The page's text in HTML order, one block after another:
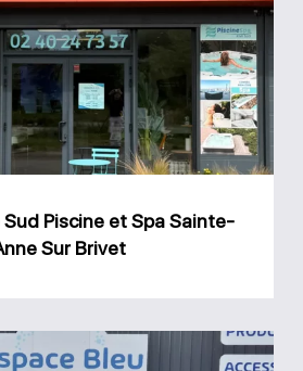
Sud
Piscine
et
Spa
Sainte-
Sur
Sud Piscine et Spa Sainte-
Sur Brivet
Magasin